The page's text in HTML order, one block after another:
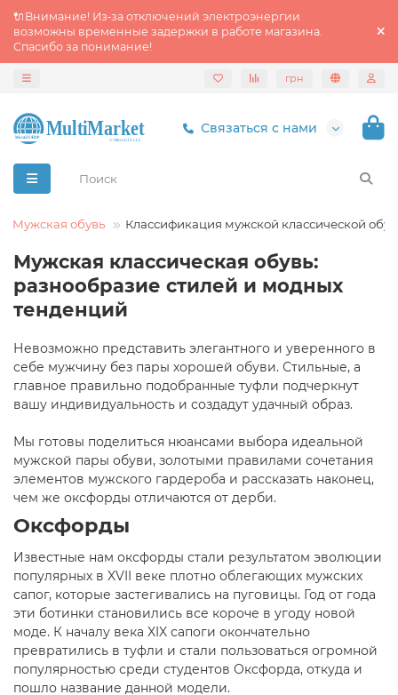
🔌Внимание! Из‑за отключений электроэнергии
возможны временные задержки в работе магазина.
Спасибо за понимание!
грн
Связаться с нами
Мужская обувь Классификация мужской классической
Мужская классическая обувь:
разнообразие стилей и модных
тенденций
Невозможно представить элегантного и уверенного в
себе мужчину без пары хорошей обуви. Стильные, а
главное правильно подобранные туфли подчеркнут
вашу индивидуальность и создадут удачный образ.
Мы готовы поделиться нюансами выбора идеальной
мужской пары обуви, золотыми правилами сочетания
элементов мужского гардероба и рассказать наконец,
чем же оксфорды отличаются от дерби.
Оксфорды
Известные нам оксфорды стали результатом эволюции
популярных в XVII веке плотно облегающих мужских
сапог, которые застегивались на пуговицы. Год от года
эти ботинки становились все короче в угоду новой
моде. К началу века XIX сапоги окончательно
превратились в туфли и стали пользоваться огромной
популярностью среди студентов Оксфорда, откуда и
пошло название данной модели.